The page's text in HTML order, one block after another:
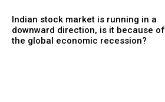
Indian stock market is running in a
downward direction, is it because of
the global economic recession?